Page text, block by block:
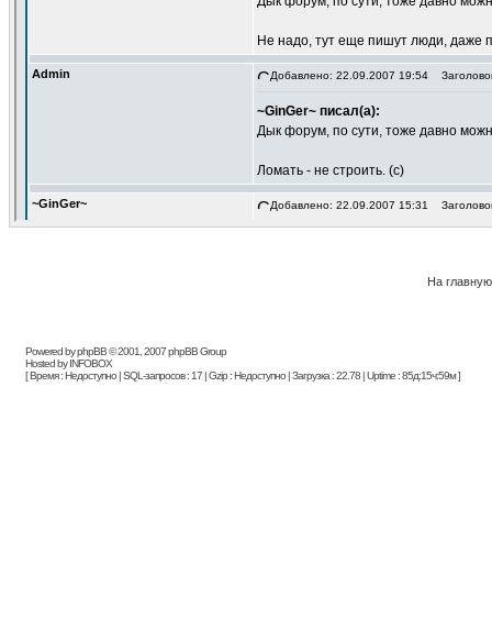
На главную
Powered by phpBB © 2001, 2007 phpBB Group
Hosted by INFOBOX
[ Время : Недоступно | SQL-запросов : 17 | Gzip : Недоступно | Загрузка : 22.78 | Uptime : 85д:15ч:59м ]